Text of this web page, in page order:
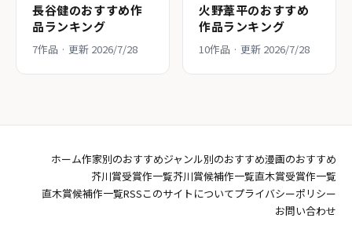
長谷健のおすすめ作
品ランキング
7作品 · 更新 2026/7/28
火野葦平のおすすめ
作品ランキング
10作品 · 更新 2026/7/28
ホーム作家別のおすすめジャンル別のおすすめ漫画のおすすめ
芥川賞受賞作一覧芥川賞候補作一覧直木賞受賞作一覧
直木賞候補作一覧RSSこのサイトについてプライバシーポリシー
お問い合わせ